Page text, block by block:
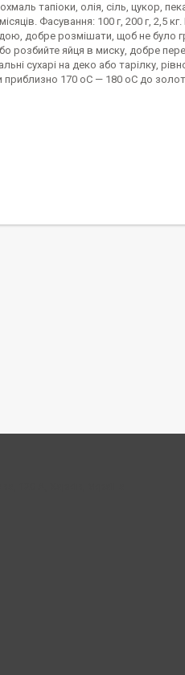
тапіоки, олія, сіль, цукор,
Фасування: 100 г, 200 г, 2,5
добре розмішати, щоб не було
яйця в миску, добре
сухарі на деко або тарілку,
170 oC — 180 oC до